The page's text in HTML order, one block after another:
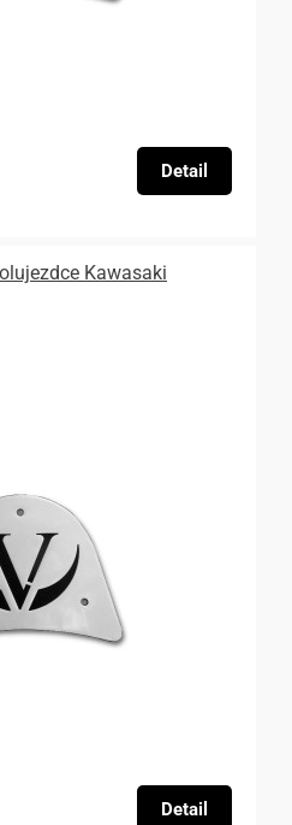
Detail
Kawasaki
Detail